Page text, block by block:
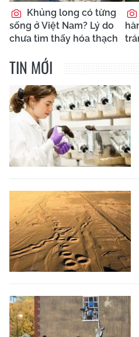
Khủng long có từng
sống ở Việt Nam? Lý do
chưa tìm thấy hóa thạch
TIN MỚI